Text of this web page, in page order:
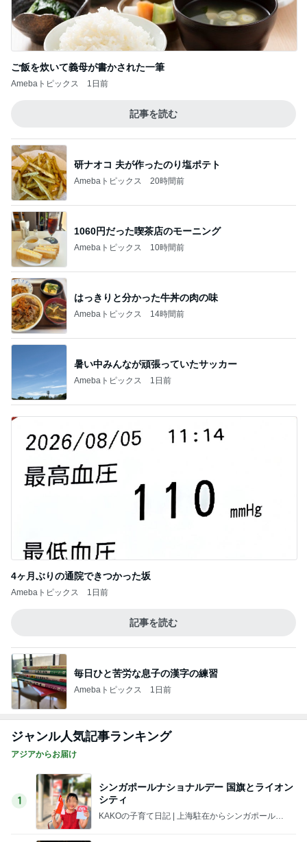
ご飯を炊いて義母が書かされた一筆
Amebaトピックス 1日前
記事を読む
研ナオコ 夫が作ったのり塩ポテト
Amebaトピックス 20時間前
1060円だった喫茶店のモーニング
Amebaトピックス 10時間前
はっきりと分かった牛丼の肉の味
Amebaトピックス 14時間前
暑い中みんなが頑張っていたサッカー
Amebaトピックス 1日前
4ヶ月ぶりの通院できつかった坂
Amebaトピックス 1日前
記事を読む
毎日ひと苦労な息子の漢字の練習
Amebaトピックス 1日前
ジャンル人気記事ランキング
アジアからお届け
1
シンガポールナショナルデー 国旗とライオン
シティ
KAKOの子育て日記 | 上海駐在からシンガポール駐